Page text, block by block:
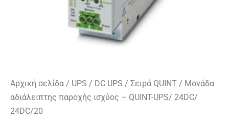
Αρχική σελίδα / UPS / DC UPS / Σειρά QUINT / Μονάδα
αδιάλειπτης παροχής ισχύος – QUINT-UPS/ 24DC/
24DC/20